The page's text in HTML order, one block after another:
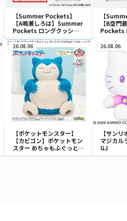
【Summer Pockets】
【A鳴瀬しろは】Summer
Pockets ロングクッショ
ン①
【
【B空門
Pockets
26.08.06
【ポケットモンスター】
【カビゴン】ポケットモン
スター めちゃもふぐっと
ほっこりいやされぬいぐる
26.08.06
【サン
マジカル
GJ